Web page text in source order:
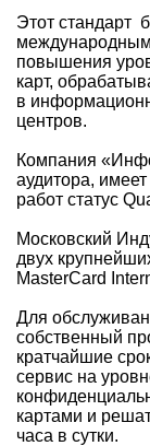
Этот стандарт
повышения
карт,
в
центров.
Компания
аудитора,
работ статус
Московский
двух
MasterCard
Для
собственный
кратчайшие
сервис на
картами и
часа в сутки.